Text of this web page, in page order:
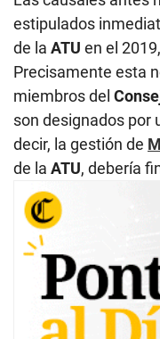
estipulados
de la ATU en el
Precisamente esta
miembros del
son designados por
decir, la gestión de
de la ATU, debería